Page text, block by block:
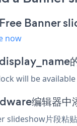
Banner
now
will be
编辑器中
slideshow片段粘